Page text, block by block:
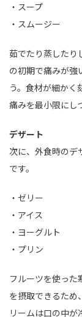
・スープ
・スムージー
茹でたり蒸したり
の初期で痛みが強
う。食材が細かく
痛みを最小限にし
デザート
次に、外食時のデ
です。
・ゼリー
・アイス
・ヨーグルト
・プリン
フルーツを使った
を摂取できるため
リームは口の中